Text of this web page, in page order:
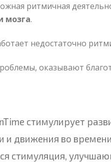
ритмичная
мозга.
недостаточно
оказывают
стимулирует
и движения во
стимуляция,